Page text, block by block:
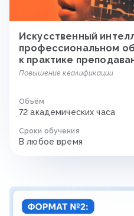
Искусственный
профессиональном
к практике
Повышение квалификации
Объём
72 академических часа
Сроки обучения
В любое время